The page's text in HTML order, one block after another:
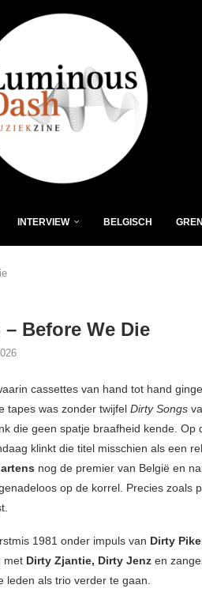
INTERVIEW BELGISCH
– Before We Die
cassettes van hand tot hand
tapes was zonder twijfel Dirty Songs
die geen spatje braafheid kende. Op
klinkt die titel misschien als een
nog de premier van België en
op de korrel. Precies zoals
1981 onder impuls van Dirty
met Dirty Zjantie, Dirty Jenz en
leden als trio verder te gaan.